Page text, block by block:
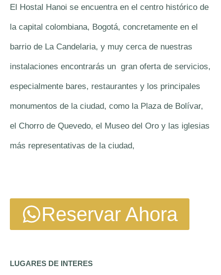
El Hostal Hanoi se encuentra en el centro histórico de
la capital colombiana, Bogotá, concretamente en el
barrio de La Candelaria, y muy cerca de nuestras
instalaciones encontrarás un gran oferta de servicios,
especialmente bares, restaurantes y los principales
monumentos de la ciudad, como la Plaza de Bolívar,
el Chorro de Quevedo, el Museo del Oro y las iglesias
más representativas de la ciudad,
Reservar Ahora
LUGARES DE INTERES